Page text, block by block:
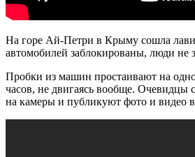
На горе Ай-Петри в Крыму сошла
автомобилей заблокированы, люди не
Пробки из машин простаивают на
часов, не двигаясь вообще. Очевидцы
на камеры и публикуют фото и видео